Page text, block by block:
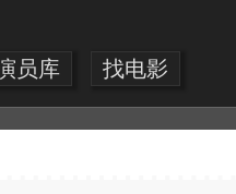
员库 找电影